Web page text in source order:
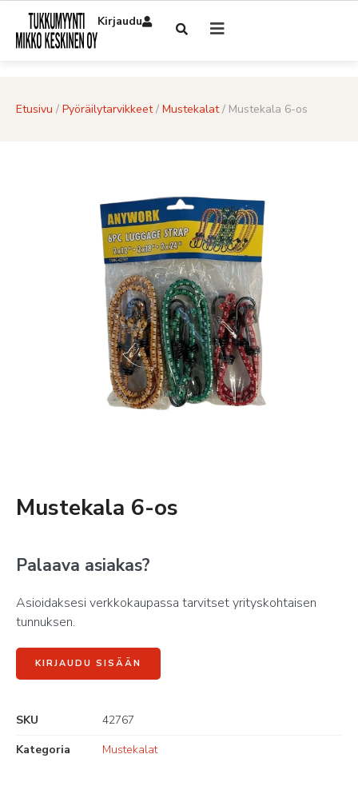
Kirjaudu
Etusivu / Pyöräilytarvikkeet/ Mustekalat/ Mustekala 6-os
Mustekala 6-os
Palaava asiakas?
Asioidaksesi verkkokaupassa tarvitset yrityskohtaisen
tunnuksen.
KIRJAUDU SISÄÄN
SKU
42767
Kategoria
Mustekalat